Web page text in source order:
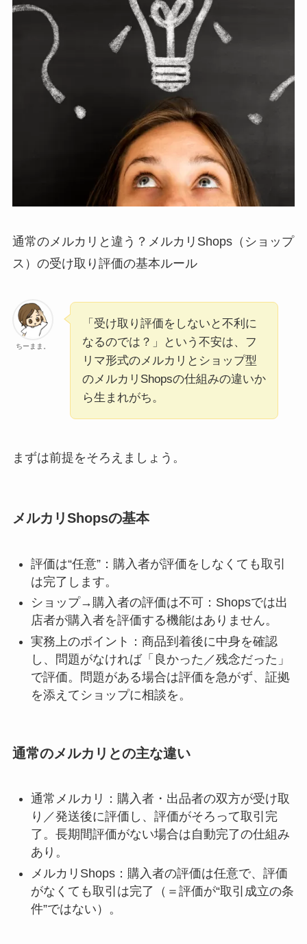
通常のメルカリと違う？メルカリShops（ショップ
ス）の受け取り評価の基本ルール
ちーまま。
「受け取り評価をしないと不利に
なるのでは？」という不安は、フ
リマ形式のメルカリとショップ型
のメルカリShopsの仕組みの違いか
ら生まれがち。
まずは前提をそろえましょう。
メルカリShopsの基本
評価は“任意”：購入者が評価をしなくても取引
は完了します。
ショップ→購入者の評価は不可：Shopsでは出
店者が購入者を評価する機能はありません。
実務上のポイント：商品到着後に中身を確認
し、問題がなければ「良かった／残念だった」
で評価。問題がある場合は評価を急がず、証拠
を添えてショップに相談を。
通常のメルカリとの主な違い
通常メルカリ：購入者・出品者の双方が受け取
り／発送後に評価し、評価がそろって取引完
了。長期間評価がない場合は自動完了の仕組み
あり。
メルカリShops：購入者の評価は任意で、評価
がなくても取引は完了（＝評価が“取引成立の条
件”ではない）。